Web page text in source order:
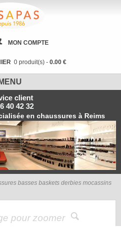
MON COMPTE
0 produit(s) - 0.00 €
MENU
client
40 42 32
en chaussures à Reims
basses baskets derbies mocassins
pour zoomer